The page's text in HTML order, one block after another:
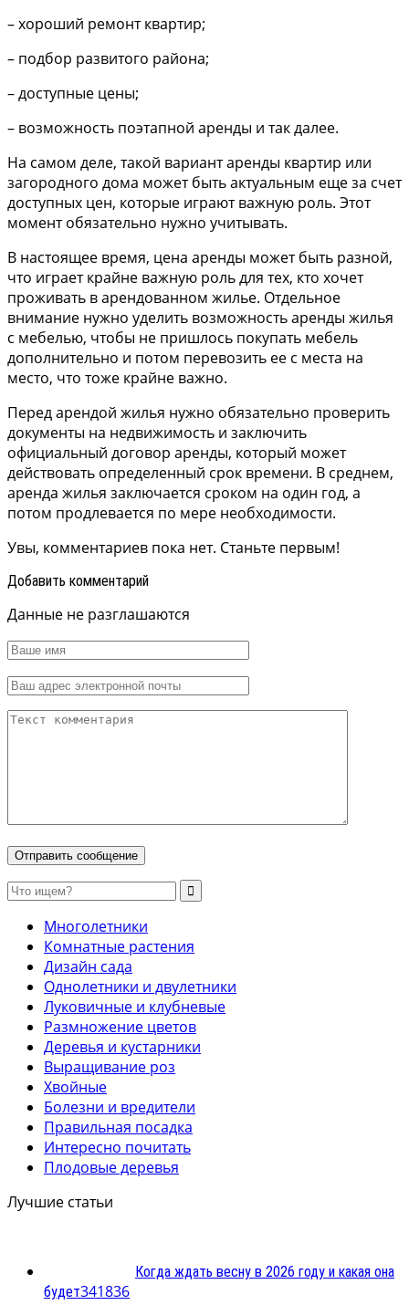
– хороший ремонт квартир;
– подбор развитого района;
– доступные цены;
– возможность поэтапной аренды и так далее.
На самом деле, такой вариант аренды квартир или
загородного дома может быть актуальным еще за счет
доступных цен, которые играют важную роль. Этот
момент обязательно нужно учитывать.
В настоящее время, цена аренды может быть разной,
что играет крайне важную роль для тех, кто хочет
проживать в арендованном жилье. Отдельное
внимание нужно уделить возможность аренды жилья
с мебелью, чтобы не пришлось покупать мебель
дополнительно и потом перевозить ее с места на
место, что тоже крайне важно.
Перед арендой жилья нужно обязательно проверить
документы на недвижимость и заключить
официальный договор аренды, который может
действовать определенный срок времени. В среднем,
аренда жилья заключается сроком на один год, а
потом продлевается по мере необходимости.
Увы, комментариев пока нет. Станьте первым!
Добавить комментарий
Данные не разглашаются
Многолетники
Комнатные растения
Дизайн сада
Однолетники и двулетники
Луковичные и клубневые
Размножение цветов
Деревья и кустарники
Выращивание роз
Хвойные
Болезни и вредители
Правильная посадка
Интересно почитать
Плодовые деревья
Лучшие статьи
Когда ждать весну в 2026 году и какая она
будет341836